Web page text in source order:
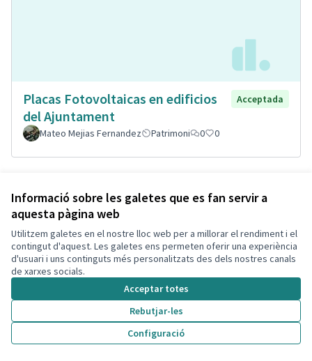
Informació sobre les galetes que es fan servir a
aquesta pàgina web
Utilitzem galetes en el nostre lloc web per a millorar el rendiment i el
contingut d'aquest. Les galetes ens permeten oferir una experiència
d'usuari i uns continguts més personalitzats des dels nostres canals
de xarxes socials.
Acceptar totes
Rebutjar-les
Configuració
Placas Fotovoltaicas en edificios
del Ajuntament
Acceptada
Mateo Mejias Fernandez Patrimoni 0 0
Porterías playa Segur de Calafell